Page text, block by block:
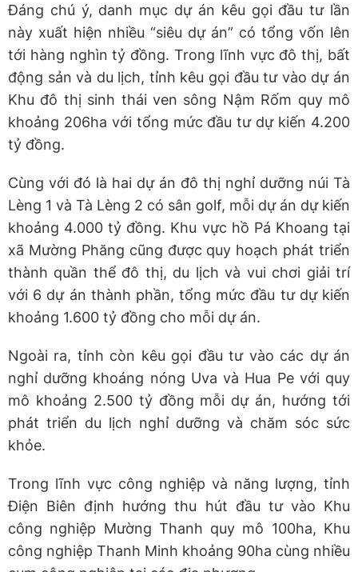
Đáng chú ý, danh mục dự án kêu gọi đầu tư lần
này xuất hiện nhiều “siêu dự án” có tổng vốn lên
tới hàng nghìn tỷ đồng. Trong lĩnh vực đô thị, bất
động sản và du lịch, tỉnh kêu gọi đầu tư vào dự án
Khu đô thị sinh thái ven sông Nậm Rốm quy mô
khoảng 206ha với tổng mức đầu tư dự kiến 4.200
tỷ đồng.
Cùng với đó là hai dự án đô thị nghỉ dưỡng núi Tà
Lèng 1 và Tà Lèng 2 có sân golf, mỗi dự án dự kiến
khoảng 4.000 tỷ đồng. Khu vực hồ Pá Khoang tại
xã Mường Phăng cũng được quy hoạch phát triển
thành quần thể đô thị, du lịch và vui chơi giải trí
với 6 dự án thành phần, tổng mức đầu tư dự kiến
khoảng 1.600 tỷ đồng cho mỗi dự án.
Ngoài ra, tỉnh còn kêu gọi đầu tư vào các dự án
nghỉ dưỡng khoáng nóng Uva và Hua Pe với quy
mô khoảng 2.500 tỷ đồng mỗi dự án, hướng tới
phát triển du lịch nghỉ dưỡng và chăm sóc sức
khỏe.
Trong lĩnh vực công nghiệp và năng lượng, tỉnh
Điện Biên định hướng thu hút đầu tư vào Khu
công nghiệp Mường Thanh quy mô 100ha, Khu
công nghiệp Thanh Minh khoảng 90ha cùng nhiều